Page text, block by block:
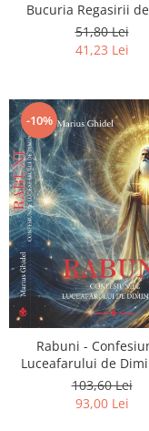
Bucuria Regasirii
51,80 Lei
41,23 Lei
-10%
Rabuni -
Luceafarului de
103,60 Lei
93,00 Lei